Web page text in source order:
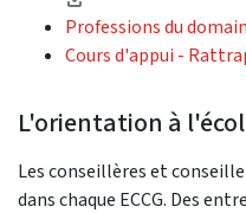
Professions du
Cours d'appui -
L'orientation à
Les conseillères et
dans chaque ECCG. Des